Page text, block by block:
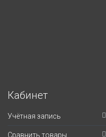
Кабинет
Учётная запись
Сравнить товары